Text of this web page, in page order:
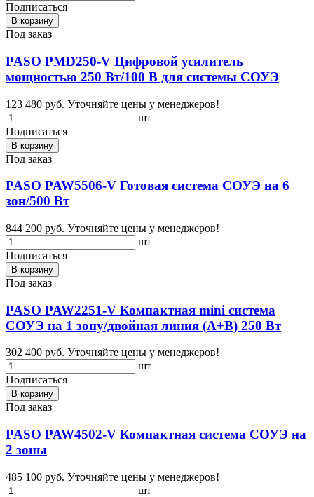
Подписаться
В корзину
Под заказ
PASO PMD250-V Цифровой усилитель
мощностью 250 Вт/100 В для системы СОУЭ
123 480 руб. Уточняйте цены у менеджеров!
шт
Подписаться
В корзину
Под заказ
PASO PAW5506-V Готовая система СОУЭ на 6
зон/500 Вт
844 200 руб. Уточняйте цены у менеджеров!
шт
Подписаться
В корзину
Под заказ
PASO PAW2251-V Компактная mini система
СОУЭ на 1 зону/двойная линия (А+В) 250 Вт
302 400 руб. Уточняйте цены у менеджеров!
шт
Подписаться
В корзину
Под заказ
PASO PAW4502-V Компактная система СОУЭ на
2 зоны
485 100 руб. Уточняйте цены у менеджеров!
шт